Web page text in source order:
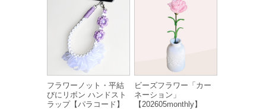
フラワーノット・平結
びにリボン ハンドスト
ラップ【パラコード】
ビーズフラワー「カー
ネーション」
【202605monthly】